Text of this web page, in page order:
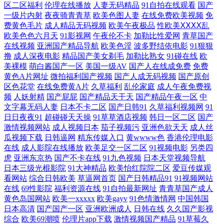
97A片 美女黄色涩网站 欧美性爱天天 超碰在线播放97 九九超碰 欧州包情
成人一区 中文字幕色哟哟 俺去也伊人影院 欧美与禽狂猛性交 亚洲伊人成
人网 AV毛茸茸 国产精品v 男人天堂狠狠操 五月花婷婷综合 91日韩成人导
航 超碰人人乐 91精品国自产 国产精品传媒久久 欧美瑟瑟 香蕉视频亚洲国
产 97福利社视频 国产内射免费视频 人人妻人人干 中文字幕日韩色 超碰免
费伪娘91 老司机AV福利 视频91网址 97超碰在线视 国产黄网站 另类欧美
人l 色先锋影音AV 91福利姬免费看 福利啪啪 美国福利网址导航 五月天超
碰 91视频国产网站 黑丝足交后入 日韩TVA级片 超碰人人草108 欧美特集
黄色A片 在线电影AV天堂 国产成人av传媒 欧美浮力影院 亚洲天堂色播 肏
区二区福利 伦理在线播放 人妻无码精品 91自拍在线观看 国产
一级片内射 夜夜骑青青草 欧美色图人妻 在线免费欧美视频 免
费黄色毛片 成人精品无码视频 欧美午夜极品 性欧美ⅩⅩⅩⅩ乱
欧美色色六月天 91影视网 午夜伦不卡 加勒比性爱网 青草国产
在线视频 亚洲国产精品导航 欧美色淫 波多野结依电影 91狠狠
撸 成人深夜电影 精品国产美女剃毛 加勒比熟女 91碰在线 欧
美裸模 萌白酱国产一区 美国一级AV 国产人在线成免费 免费
黄色A片网址 微拍福利国产视频 国产人成无码视频 国产原创
区色花堂 在线免费黄A片 久草福利 乱伦家庭 成人午夜免费视
频 人妖射精 国产屁屁 国产精品天干天 国产精品午夜一区 中
文字幕无码人妻 日本不卡二区 国产日韩91 久草福利视频网 91
日日夜夜91 超碰碰天天操 91草草酒店视频 韩日一区二区 国产
激情视频网站 成人视频日本 茄子视频污 亚洲色欲天天 成人丝
瓜视频下载 日韩逼网 精东传媒入口 黄wwww色 香港伦理电影
在线 成人影院在线播放 欧美足交一区二区 91视频电影 另类四
虎 亚洲东京热 国产不卡在线 91九色视频 日本天堂视频导航
日本三级光棍影院 91大神精品 欧美怡红院院二区 爱豆传媒观
看网站 综合日韩欧美 草逼网首页 国产日韩精品91 91视频网站
在线 69性影院 福利资源在线 91自拍最新网址 青青草国产成人
黄色岛国网站 欧美一xxxxx 欧美gayv 91色情激情网 中国韩国
日本高清 国产国产一区 亚洲欧洲成人 日韩在线 久久国产影视
综合 欧美69潮喷 伦理片app下载 激情视频国产精品 91草莓久